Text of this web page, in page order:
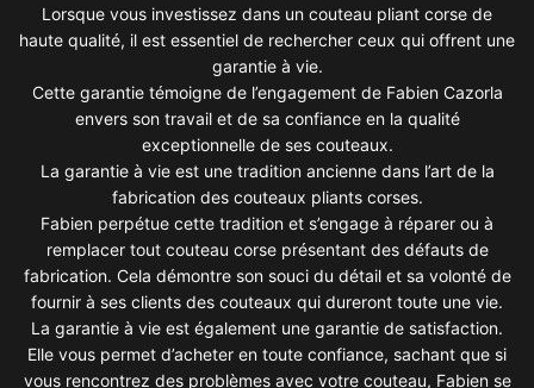
Lorsque vous investissez dans un couteau pliant corse de
haute qualité, il est essentiel de rechercher ceux qui offrent une
garantie à vie.
Cette garantie témoigne de l’engagement de Fabien Cazorla
envers son travail et de sa confiance en la qualité
exceptionnelle de ses couteaux.
La garantie à vie est une tradition ancienne dans l’art de la
fabrication des couteaux pliants corses.
Fabien perpétue cette tradition et s’engage à réparer ou à
remplacer tout couteau corse présentant des défauts de
fabrication. Cela démontre son souci du détail et sa volonté de
fournir à ses clients des couteaux qui dureront toute une vie.
La garantie à vie est également une garantie de satisfaction.
Elle vous permet d’acheter en toute confiance, sachant que si
vous rencontrez des problèmes avec votre couteau, Fabien se